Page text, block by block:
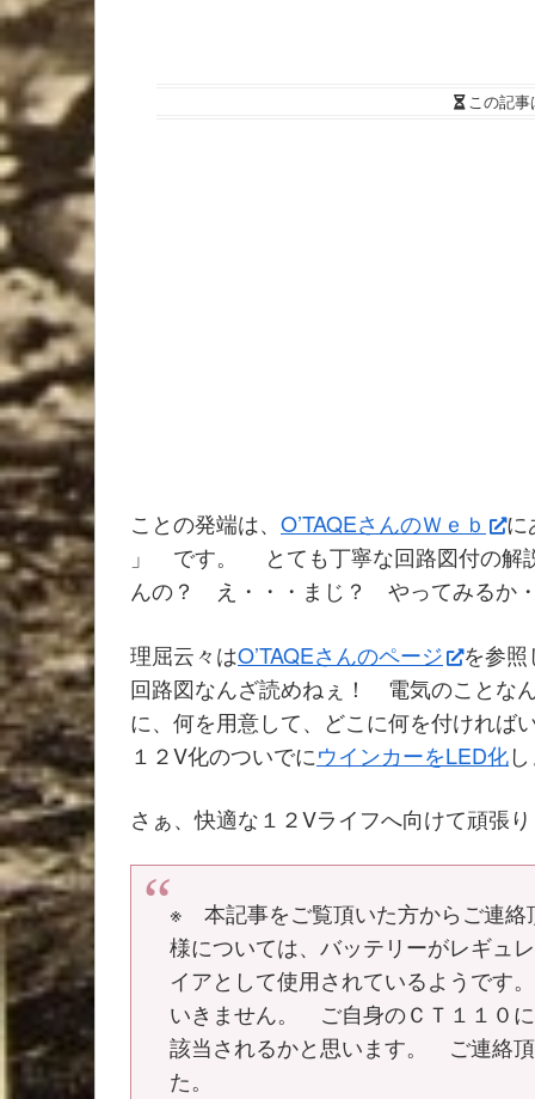
この記事
ことの発端は、 O’TAQEさんのＷｅｂ
」 です。 とても丁寧な回路図付の
んの？ え・・・まじ？ やってみるか
理屈云々はO’TAQEさんのページ
を参
回路図なんざ読めねぇ！ 電気のこと
に、何を用意して、どこに何を付けれ
１２V化のついでにウインカーをLED化
さぁ、快適な１２Vライフへ向けて頑張
※ 本記事をご覧頂いた方からご連絡
様については、バッテリーがレギュ
イアとして使用されているようで
いきません。 ご自身のＣＴ１１０
該当されるかと思います。 ご連絡
た。